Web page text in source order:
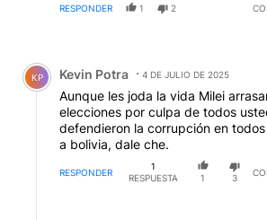
RESPONDER 1 2
Comentario de Kevin Potra.
KP Kevin Potra 4 DE JULIO DE 2025
Aunque les joda la vida Milei
elecciones por culpa de todos
defendieron la corrupción en
a bolivia, dale che.
RESPONDER
1
RESPUESTA
1 3